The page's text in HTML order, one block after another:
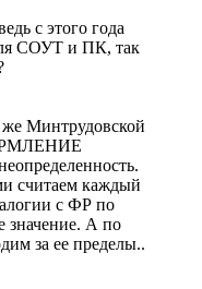
с этого года
СОУТ и ПК, так
Минтрудовской
считаем каждый
с ФР по
значение. А по
за ее пределы..